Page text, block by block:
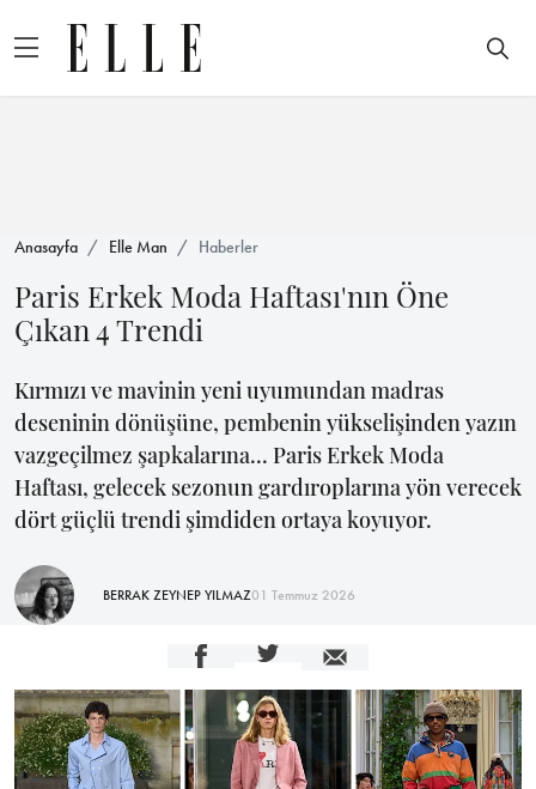
Anasayfa Elle Man Haberler
Paris Erkek Moda Haftası'nın Öne
Çıkan 4 Trendi
Kırmızı ve mavinin yeni uyumundan madras
deseninin dönüşüne, pembenin yükselişinden yazın
vazgeçilmez şapkalarına... Paris Erkek Moda
Haftası, gelecek sezonun gardıroplarına yön verecek
dört güçlü trendi şimdiden ortaya koyuyor.
BERRAK ZEYNEP YILMAZ01 Temmuz 2026